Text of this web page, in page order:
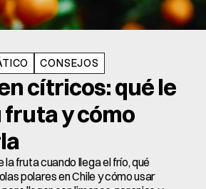
CONSEJOS
cítricos: qué le
fruta y cómo
fruta cuando llega el frío, qué
polares en Chile y cómo usar